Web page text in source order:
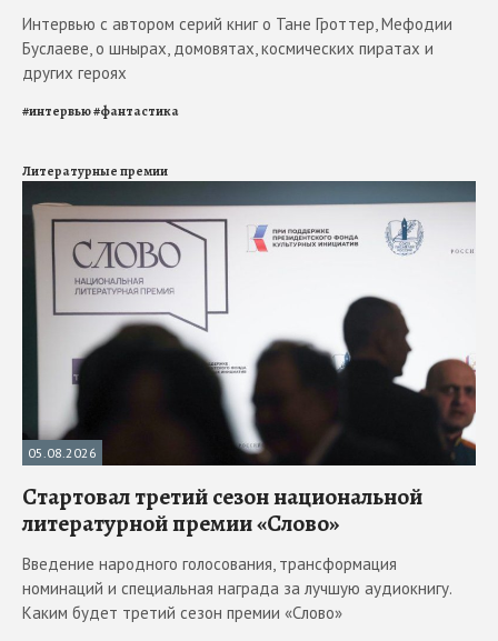
Интервью с автором серий книг о Тане Гроттер, Мефодии
Буслаеве, о шнырах, домовятах, космических пиратах и
других героях
#интервью#фантастика
Литературные премии
05.08.2026
Стартовал третий сезон национальной
литературной премии «Слово»
Введение народного голосования, трансформация
номинаций и специальная награда за лучшую аудиокнигу.
Каким будет третий сезон премии «Слово»